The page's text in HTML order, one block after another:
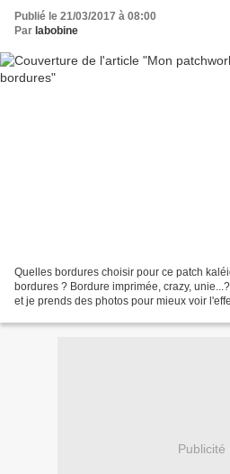
Publié le 21/03/2017 à 08:00
Par labobine
Quelles bordures choisir pour ce patch
bordures ? Bordure imprimée, crazy,
et je prends des photos pour mieux voir
Publicité